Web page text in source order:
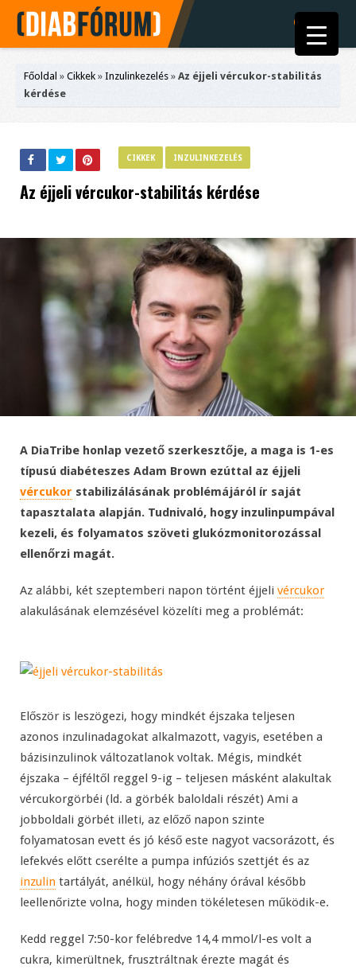
Főoldal » Cikkek » Inzulinkezelés » Az éjjeli vércukor-stabilitás
kérdése
CIKKEK INZULINKEZELÉS
Az éjjeli vércukor-stabilitás kérdése
A DiaTribe honlap vezető szerkesztője, a maga is 1-es
típusú diabéteszes Adam Brown ezúttal az éjjeli
vércukor stabilizálásának problémájáról ír saját
tapasztalata alapján. Tudnivaló, hogy inzulinpumpával
kezeli, és folyamatos szöveti glukózmonitorozással
ellenőrzi magát.
Az alábbi, két szeptemberi napon történt éjjeli vércukor
alakulásának elemzésével közelíti meg a problémát:
Először is leszögezi, hogy mindkét éjszaka teljesen
azonos inzulinadagokat alkalmazott, vagyis, esetében a
bázisinzulinok változatlanok voltak. Mégis, mindkét
éjszaka – éjféltől reggel 9-ig – teljesen másként alakultak
vércukorgörbéi (ld. a görbék baloldali részét) Ami a
jobboldali görbét illeti, az előző napon szinte
folyamatosan evett és jó késő este nagyot vacsorázott, és
lefekvés előtt cserélte a pumpa infúziós szettjét és az
inzulin tartályát, anélkül, hogy néhány órával később
leellenőrizte volna, hogy minden tökéletesen működik-e.
Kedd reggel 7:50-kor felébredve 14,4 mmol/l-es volt a
cukra, kimerültnek, frusztráltnak érezte magát és